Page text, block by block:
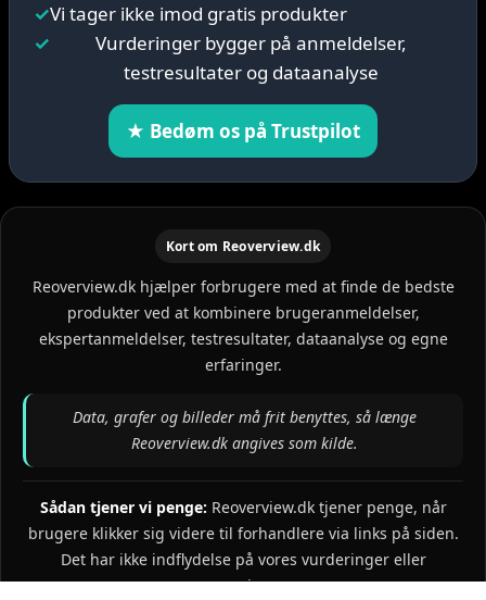
✓Vi tager ikke imod gratis produkter
✓
Vurderinger bygger på anmeldelser,
testresultater og dataanalyse
★ Bedøm os på Trustpilot
Kort om Reoverview.dk
Reoverview.dk hjælper forbrugere med at finde de bedste
produkter ved at kombinere brugeranmeldelser,
ekspertanmeldelser, testresultater, dataanalyse og egne
erfaringer.
Data, grafer og billeder må frit benyttes, så længe
Reoverview.dk angives som kilde.
Sådan tjener vi penge: Reoverview.dk tjener penge, når
brugere klikker sig videre til forhandlere via links på siden.
Det har ikke indflydelse på vores vurderinger eller
rangeringer.